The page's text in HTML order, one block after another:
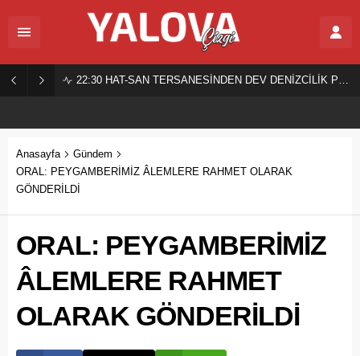
22:30 HAT-SAN TERSANESİNDEN DEV DENİZCİLİK PROJESİ!
Anasayfa
Gündem
ORAL: PEYGAMBERİMİZ ÂLEMLERE RAHMET OLARAK
GÖNDERİLDİ
ORAL: PEYGAMBERİMİZ
ÂLEMLERE RAHMET
OLARAK GÖNDERİLDİ